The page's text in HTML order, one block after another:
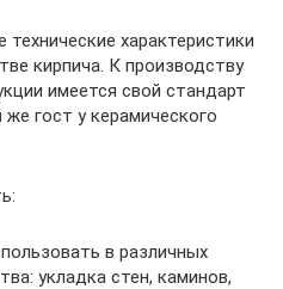
характеристики
кирпича. К производству
имеется свой стандарт
гост у керамического
в различных
укладка стен, каминов,